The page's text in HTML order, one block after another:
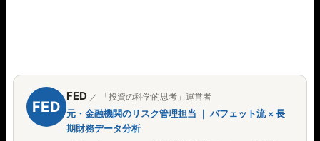
FED
FED ／ 「投資の科学的思考」運営者
元・金融機関のリスク管理担当 ｜ バフェット流 × 長
期財務データ分析